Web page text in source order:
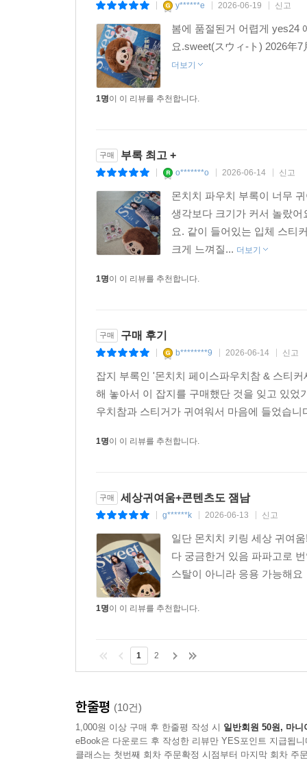
y******e 2026-06-19 신고
봄에 품절된거 어렵게 yes24
요.sweet(スウィ-ト) 2026年
더보기
1명이 이 리뷰를 추천합니다.
구매 부록 최고 +
o*******o 2026-06-14 신고
몬치치 파우치 부록이 너무
생각보다 크기가 커서 놀랐
요. 같이 들어있는 입체 스티
크게 느껴질... 더보기
1명이 이 리뷰를 추천합니다.
구매 구매 후기
b********9 2026-06-14 신고
잡지 부록인 '몬치치 페이스파우치참 & 스티
해 놓아서 이 잡지를 구매했단 것을 잊고 있었
우치참과 스티거가 귀여워서 마음에 들었습
1명이 이 리뷰를 추천합니다.
구매 세상귀여움+콘텐츠도 잼남
g******k 2026-06-13 신고
일단 몬치치 키링 세상 귀여
다 궁금한거 있음 파파고로
스탈이 아니라 응용 가능해
1명이 이 리뷰를 추천합니다.
1 2
한줄평 (10건)
1,000원 이상 구매 후 한줄평 작성 시 일반회원 50원, 마니
eBook은 다운로드 후 작성한 리뷰만 YES포인트 지급됩니
클래스는 첫번째 회차 주문확정 시점부터 마지막 회차 주